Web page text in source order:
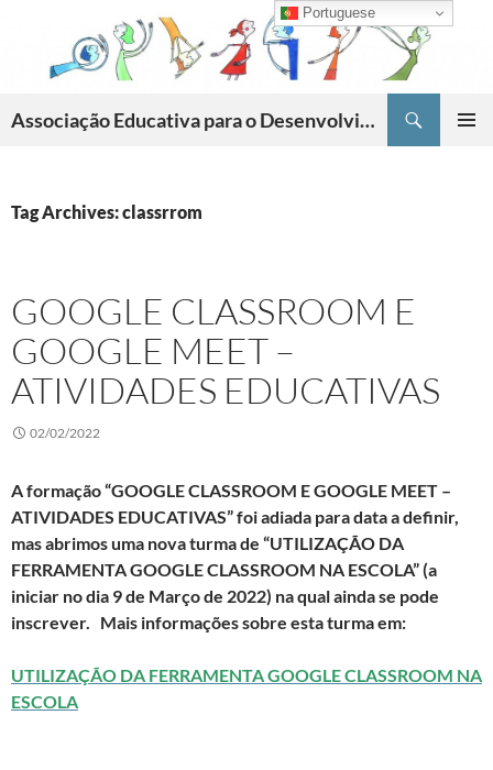
content
Associação Educativa para o Desenvolvimento da Criatividade
Tag Archives: classrrom
GOOGLE CLASSROOM E
GOOGLE MEET –
ATIVIDADES EDUCATIVAS
02/02/2022
A formação “GOOGLE CLASSROOM E GOOGLE MEET –
ATIVIDADES EDUCATIVAS” foi adiada para data a definir,
mas abrimos uma nova turma de “UTILIZAÇÃO DA
FERRAMENTA GOOGLE CLASSROOM NA ESCOLA” (a
iniciar no dia 9 de Março de 2022) na qual ainda se pode
inscrever. Mais informações sobre esta turma em:
UTILIZAÇÃO DA FERRAMENTA GOOGLE CLASSROOM NA
ESCOLA
Portuguese